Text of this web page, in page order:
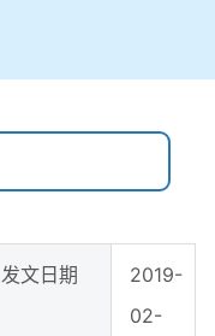
发文日期
2019-
02-